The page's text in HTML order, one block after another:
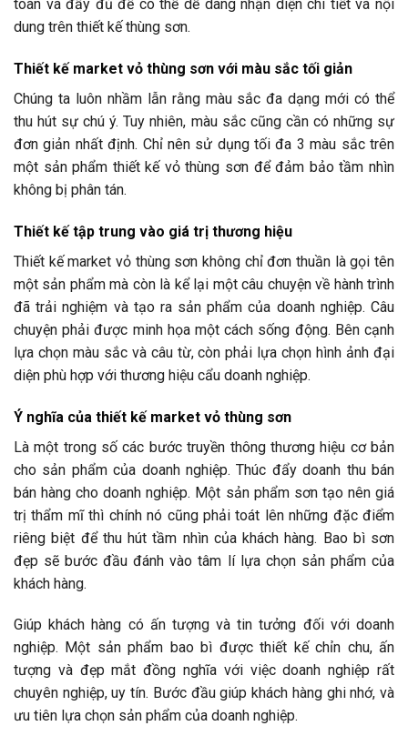
toàn và đầy đủ để có thể dễ dàng nhận diện chi tiết và nội
dung trên thiết kế thùng sơn.
Thiết kế market vỏ thùng sơn với màu sắc tối giản
Chúng ta luôn nhầm lẫn rằng màu sắc đa dạng mới có thể
thu hút sự chú ý. Tuy nhiên, màu sắc cũng cần có những sự
đơn giản nhất định. Chỉ nên sử dụng tối đa 3 màu sắc trên
một sản phẩm thiết kế vỏ thùng sơn để đảm bảo tầm nhìn
không bị phân tán.
Thiết kế tập trung vào giá trị thương hiệu
Thiết kế market vỏ thùng sơn không chỉ đơn thuần là gọi tên
một sản phẩm mà còn là kể lại một câu chuyện về hành trình
đã trải nghiệm và tạo ra sản phẩm của doanh nghiệp. Câu
chuyện phải được minh họa một cách sống động. Bên cạnh
lựa chọn màu sắc và câu từ, còn phải lựa chọn hình ảnh đại
diện phù hợp với thương hiệu cẩu doanh nghiệp.
Ý nghĩa của thiết kế market vỏ thùng sơn
Là một trong số các bước truyền thông thương hiệu cơ bản
cho sản phẩm của doanh nghiệp. Thúc đẩy doanh thu bán
bán hàng cho doanh nghiệp. Một sản phẩm sơn tạo nên giá
trị thẩm mĩ thì chính nó cũng phải toát lên những đặc điểm
riêng biệt để thu hút tầm nhìn của khách hàng. Bao bì sơn
đẹp sẽ bước đầu đánh vào tâm lí lựa chọn sản phẩm của
khách hàng.
Giúp khách hàng có ấn tượng và tin tưởng đối với doanh
nghiệp. Một sản phẩm bao bì được thiết kế chỉn chu, ấn
tượng và đẹp mắt đồng nghĩa với việc doanh nghiệp rất
chuyên nghiệp, uy tín. Bước đầu giúp khách hàng ghi nhớ, và
ưu tiên lựa chọn sản phẩm của doanh nghiệp.